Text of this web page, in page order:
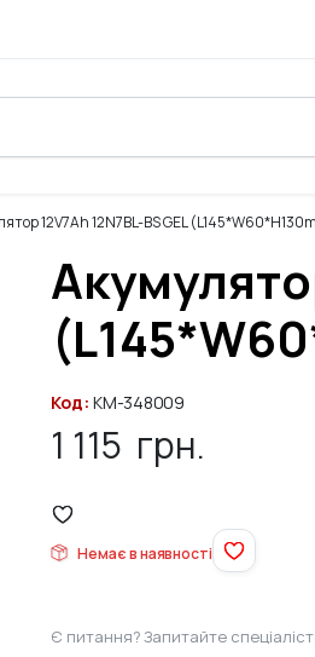
12V7Ah 12N7BL-BS GEL
Код: KM-348009
1 115 грн.
Немає в наявності
Є питання? Запитайте